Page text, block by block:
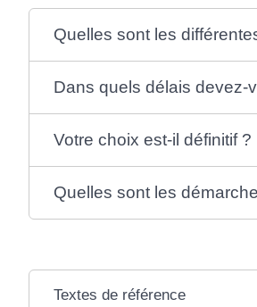
Quelles sont les
Dans quels délais devez-
Votre choix est-il définitif ?
Quelles sont les
Textes de référence